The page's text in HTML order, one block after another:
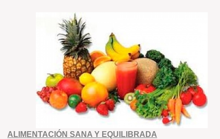
ALIMENTACIÓN SANA Y EQUILIBRADA